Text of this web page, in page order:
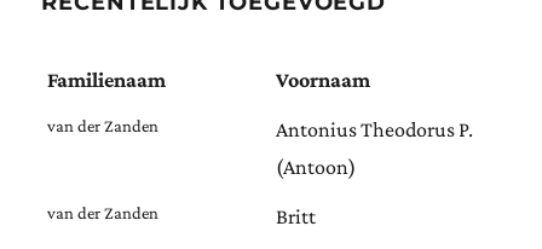
Familienaam Voornaam
van der Zanden
Antonius Theodorus P.
(Antoon)
van der Zanden Britt